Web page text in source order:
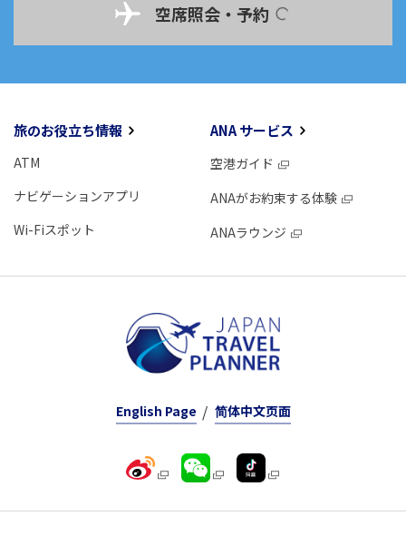
空席照会・予約
旅のお役立ち情報
ATM
ナビゲーションアプリ
Wi-Fiスポット
ANA サービス
空港ガイド
ANAがお約束する体験
ANAラウンジ
English Page 简体中文页面